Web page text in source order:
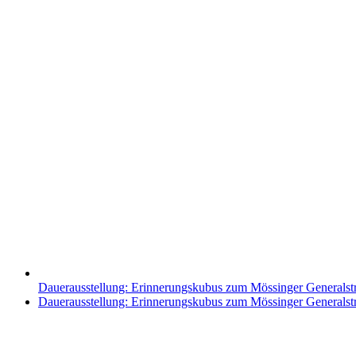
Dauerausstellung: Erinnerungskubus zum Mössinger
Nächster
Dauerausstellung: Erinnerungskubus zum Mössinger